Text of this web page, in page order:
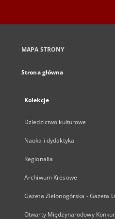
MAPA STRONY
Strona główna
Kolekcje
Dziedzictwo kulturowe
Nauka i dydaktyka
Regionalia
Archiwum Kresowe
Gazeta Zielonogórska - Gazeta
Otwarty Międzynarodowy